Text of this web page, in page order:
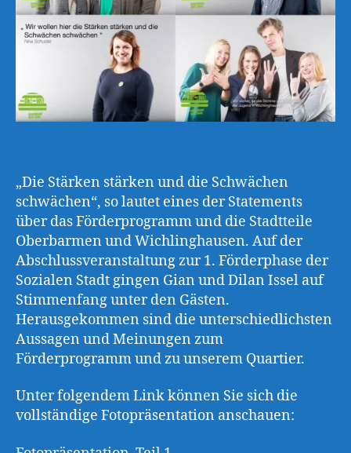
„Die Stärken stärken und die Schwächen
schwächen“, so lautet eines der Statements
über das Förderprogramm und die Stadtteile
Oberbarmen und Wichlinghausen. Auf der
Abschlussveranstaltung zur 1. Förderphase der
Sozialen Stadt gingen Gian und Dilan Issel auf
Stimmenfang unter den Gästen.
Herausgekommen sind die unterschiedlichsten
Aussagen und Meinungen zum
Förderprogramm und zu unserem Quartier.
Unter folgendem Link können Sie sich die
vollständige Fotopräsentation anschauen: